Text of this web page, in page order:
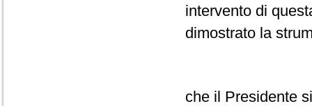
intervento di
dimostrato la
che il Presidente